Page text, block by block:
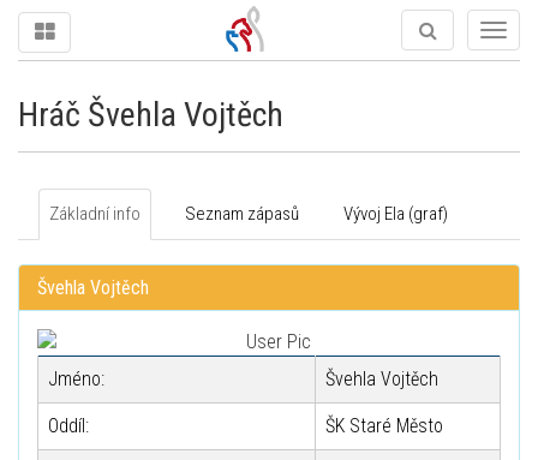
Hráč Švehla Vojtěch
Základní info Seznam zápasů Vývoj Ela (graf)
Švehla Vojtěch
Jméno: Švehla Vojtěch
Oddíl: ŠK Staré Město